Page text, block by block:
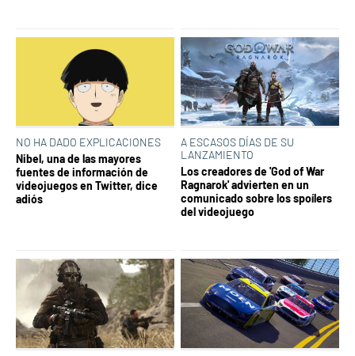
NO HA DADO EXPLICACIONES
Nibel, una de las mayores
fuentes de información de
videojuegos en Twitter, dice
adiós
A ESCASOS DÍAS DE SU
LANZAMIENTO
Los creadores de 'God of War
Ragnarok' advierten en un
comunicado sobre los spoílers
del videojuego